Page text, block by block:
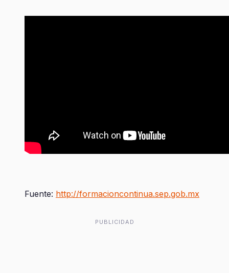
Fuente: http://formacioncontinua.sep.gob.mx
PUBLICIDAD